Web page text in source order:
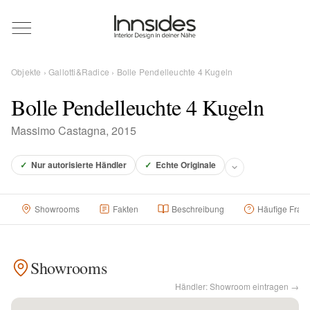
Magazin
Showrooms
Designer
Für Händler
Objekte ›Gallotti&Radice › Bolle Pendelleuchte 4 Kugeln
Bolle Pendelleuchte 4 Kugeln
Massimo Castagna, 2015
✓ Nur autorisierte Händler ✓ Echte Originale
Showrooms Fakten Beschreibung Häufige
Showrooms
Händler: Showroom eintragen →